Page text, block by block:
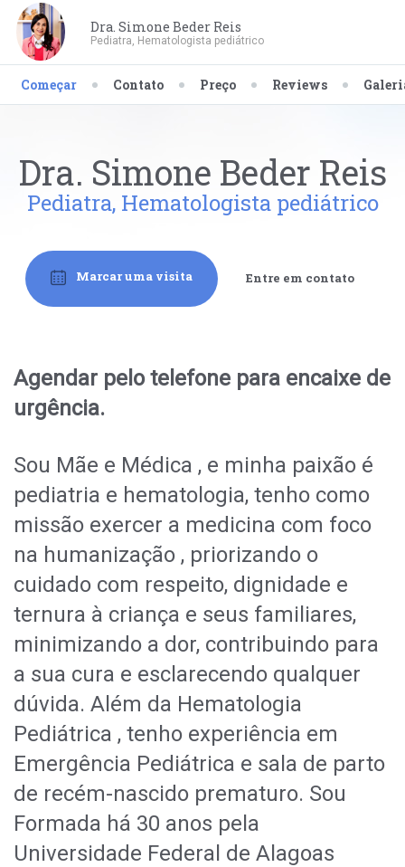
Dra. Simone Beder Reis
Pediatra, Hematologista pediátrico
Começar Contato Preço Reviews
Dra. Simone Beder Reis
Pediatra, Hematologista pediátrico
Marcar uma visita Entre em contato
Agendar pelo telefone para encaixe de
urgência.
Sou Mãe e Médica , e minha paixão é
pediatria e hematologia, tenho como
missão exercer a medicina com foco
na humanização , priorizando o
cuidado com respeito, dignidade e
ternura à criança e seus familiares,
minimizando a dor, contribuindo para
a sua cura e esclarecendo qualquer
dúvida. Além da Hematologia
Pediátrica , tenho experiência em
Emergência Pediátrica e sala de parto
de recém-nascido prematuro. Sou
Formada há 30 anos pela
Universidade Federal de Alagoas